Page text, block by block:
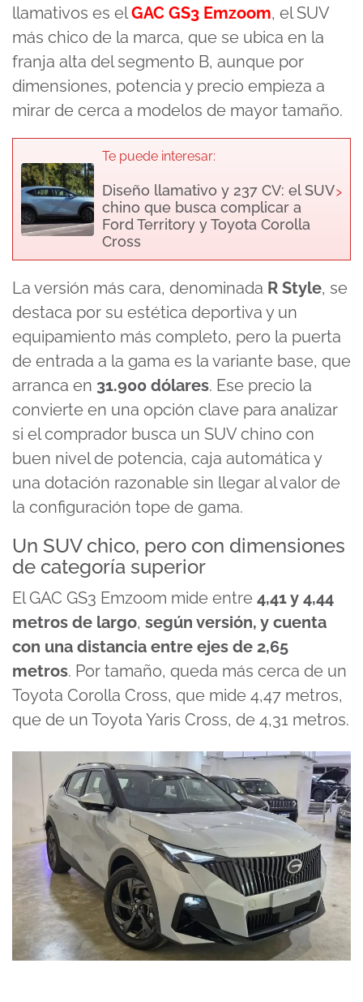
llamativos es elGAC GS3 Emzoom, el SUV
más chico de la marca, que se ubica en la
franja alta del segmento B, aunque por
dimensiones, potencia y precio empieza a
mirar de cerca a modelos de mayor tamaño.
Te puede interesar:
Diseño llamativo y 237 CV: el SUV
chino que busca complicar a
Ford Territory y Toyota Corolla
Cross
›
La versión más cara, denominada R Style, se
destaca por su estética deportiva y un
equipamiento más completo, pero la puerta
de entrada a la gama es la variante base, que
arranca en 31.900 dólares. Ese precio la
convierte en una opción clave para analizar
si el comprador busca un SUV chino con
buen nivel de potencia, caja automática y
una dotación razonable sin llegar al valor de
la configuración tope de gama.
Un SUV chico, pero con dimensiones
de categoría superior
El GAC GS3 Emzoom mide entre 4,41 y 4,44
metros de largo, según versión, y cuenta
con una distancia entre ejes de 2,65
metros. Por tamaño, queda más cerca de un
Toyota Corolla Cross, que mide 4,47 metros,
que de un Toyota Yaris Cross, de 4,31 metros.